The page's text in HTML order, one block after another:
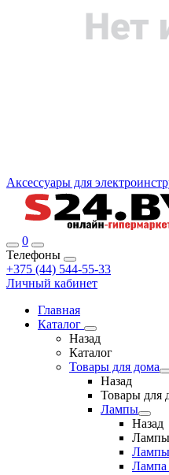
Аксессуары для
0
Телефоны
+375 (44) 544-55-33
Личный кабинет
Главная
Каталог
Назад
Каталог
Товары для дома
Назад
Товары для
Лампы
Назад
Лампы
Лампы
Лампа